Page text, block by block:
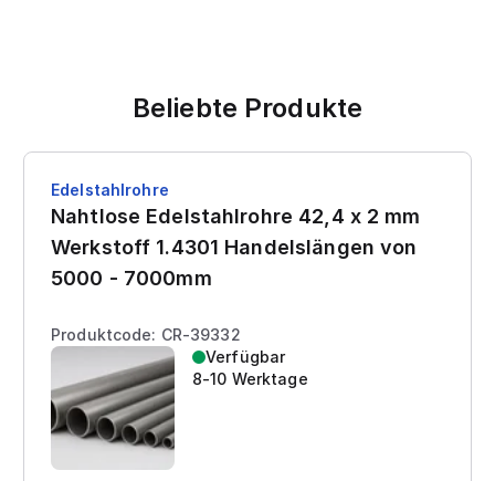
Beliebte Produkte
Edelstahlrohre
Nahtlose Edelstahlrohre 42,4 x 2 mm
Werkstoff 1.4301 Handelslängen von
5000 - 7000mm
Produktcode: CR-39332
Verfügbar
8-10 Werktage